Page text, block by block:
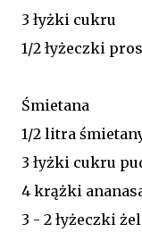
3 łyżki cukru
1/2 łyżeczki
Śmietana
1/2 litra
3 łyżki cukru
4 krążki
3 - 2 łyżeczki